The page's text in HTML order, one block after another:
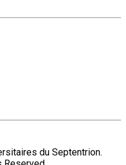
du Septentrion.